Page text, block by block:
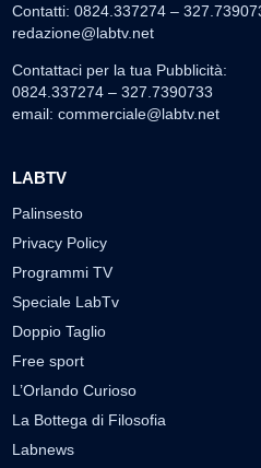
Contatti: 0824.337274 –
redazione@labtv.net
Contattaci per la tua Pubblicità:
0824.337274 – 327.7390733
email: commerciale@labtv.net
LABTV
Palinsesto
Privacy Policy
Programmi TV
Speciale LabTv
Doppio Taglio
Free sport
L’Orlando Curioso
La Bottega di Filosofia
Labnews